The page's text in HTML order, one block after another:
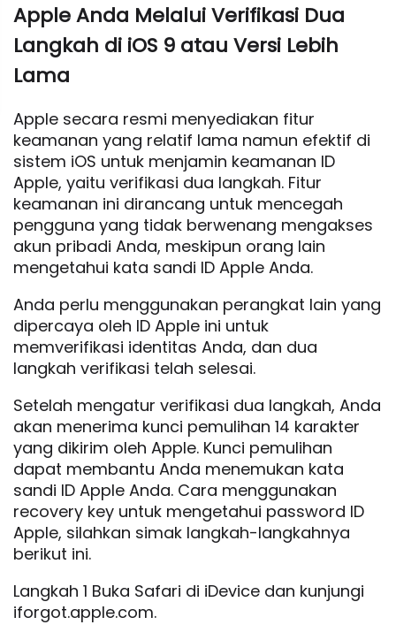
Apple Anda Melalui Verifikasi Dua
Langkah di iOS 9 atau Versi Lebih
Lama
Apple secara resmi menyediakan fitur
keamanan yang relatif lama namun efektif di
sistem iOS untuk menjamin keamanan ID
Apple, yaitu verifikasi dua langkah. Fitur
keamanan ini dirancang untuk mencegah
pengguna yang tidak berwenang mengakses
akun pribadi Anda, meskipun orang lain
mengetahui kata sandi ID Apple Anda.
Anda perlu menggunakan perangkat lain yang
dipercaya oleh ID Apple ini untuk
memverifikasi identitas Anda, dan dua
langkah verifikasi telah selesai.
Setelah mengatur verifikasi dua langkah, Anda
akan menerima kunci pemulihan 14 karakter
yang dikirim oleh Apple. Kunci pemulihan
dapat membantu Anda menemukan kata
sandi ID Apple Anda. Cara menggunakan
recovery key untuk mengetahui password ID
Apple, silahkan simak langkah-langkahnya
berikut ini.
Langkah 1 Buka Safari di iDevice dan kunjungi
iforgot.apple.com.